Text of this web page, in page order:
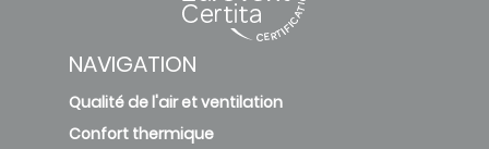
NAVIGATION
Qualité de l'air et ventilation
Confort thermique